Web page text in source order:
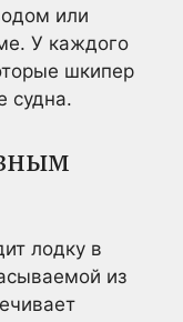
или
У каждого
шкипер
судна.
лодку в
из